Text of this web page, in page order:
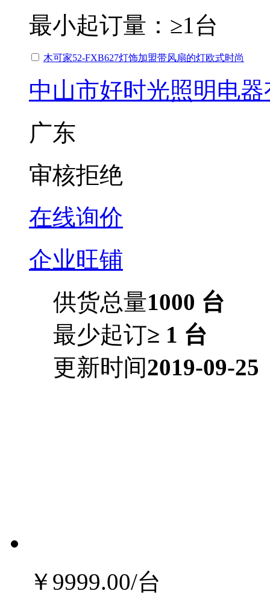
最小起订量： ≥1台
木可家52-FXB627灯饰加盟带风扇的灯欧式时尚
中山市好时光照明电
广东
审核拒绝
在线询价
企业旺铺
供货总量1000 台
最少起订≥ 1 台
更新时间2019-09-25
￥9999.00/台